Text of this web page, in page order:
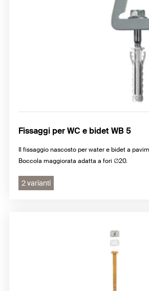
Fissaggi per WC e bidet WB 5
Il fissaggio nascosto per water e bidet a
Boccola maggiorata adatta a fori ∅20.
2 varianti